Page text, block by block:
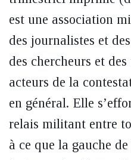
est une association
des journalistes et
des chercheurs et
acteurs de la
en général. Elle
relais militant entre
à ce que la gauche